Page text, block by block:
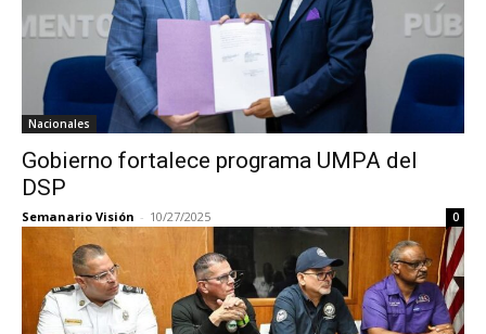
Nacionales
Gobierno fortalece programa UMPA del
DSP
Semanario Visión - 10/27/2025 0